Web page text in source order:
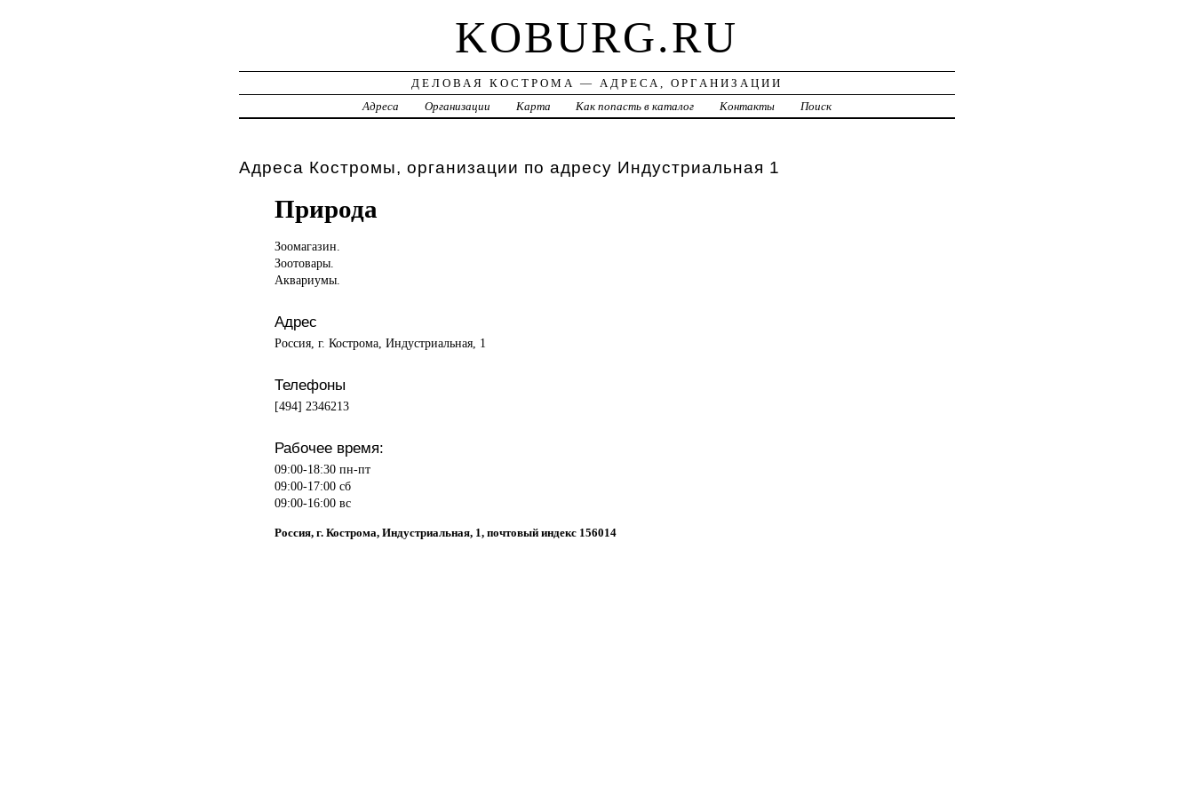
KOBURG.RU
ДЕЛОВАЯ КОСТРОМА — АДРЕСА, ОРГАНИЗАЦИИ
Адреса
Организации Карта Как попасть в каталог Контакты Поиск
Адреса Костромы, организации по адресу Индустриальная 1
Природа
Зоомагазин.
Зоотовары.
Аквариумы.
Адрес
Россия, г. Кострома, Индустриальная, 1
Телефоны
[494] 2346213
Рабочее время:
09:00-18:30 пн-пт
09:00-17:00 сб
09:00-16:00 вс
Россия, г. Кострома, Индустриальная, 1, почтовый индекс 156014